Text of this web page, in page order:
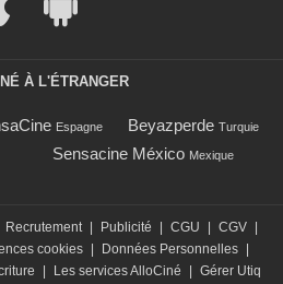
À L'ÉTRANGER
Espagne Beyazperde Turquie
Sensacine México Mexique
Recrutement | Publicité | CGU | CGV |
cookies | Données Personnelles |
| Les services AlloCiné | Gérer Utiq